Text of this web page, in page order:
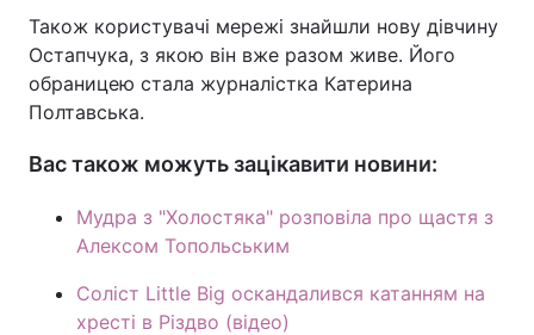
Також користувачі мережі знайшли нову дівчину
Остапчука, з якою він вже разом живе. Його
обраницею стала журналістка Катерина
Полтавська.
Вас також можуть зацікавити новини:
Мудра з "Холостяка" розповіла про щастя з
Алексом Топольським
Соліст Little Big оскандалився катанням на
хресті в Різдво (відео)